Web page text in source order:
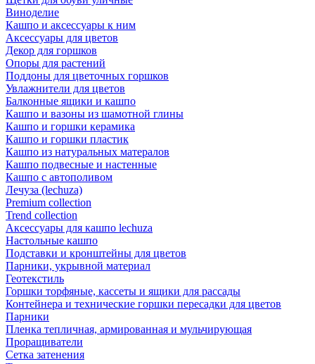
Виноделие
Кашпо и аксессуары к ним
Аксессуары для цветов
Декор для горшков
Опоры для растений
Поддоны для цветочных горшков
Увлажнители для цветов
Балконные ящики и кашпо
Кашпо и вазоны из шамотной глины
Кашпо и горшки керамика
Кашпо и горшки пластик
Кашпо из натуральных матералов
Кашпо подвесные и настенные
Кашпо с автополивом
Лечуза (lechuza)
Premium collection
Trend collection
Аксессуары для кашпо lechuza
Настольные кашпо
Подставки и кронштейны для цветов
Парники, укрывной материал
Геотекстиль
Горшки торфяные, кассеты и ящики для рассады
Контейнера и технические горшки пересадки для цветов
Парники
Пленка тепличная, армированная и мульчирующая
Проращиватели
Сетка затенения